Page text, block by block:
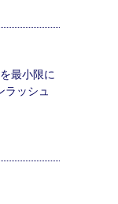
最小限に
ラッシュ